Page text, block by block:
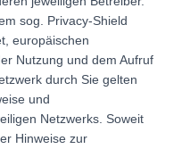
sog. Privacy-Shield
europäischen
Nutzung und dem Aufruf
durch Sie gelten
und
Netzwerks. Soweit
Hinweise zur